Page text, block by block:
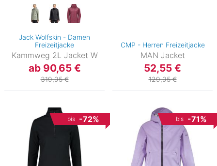
Jack Wolfskin - Damen
Freizeitjacke
Kammweg 2L Jacket W
ab 90,65 €
319,95 €
CMP - Herren Freizeitjacke
MAN Jacket
52,55 €
129,95 €
bis -72% bis -71%